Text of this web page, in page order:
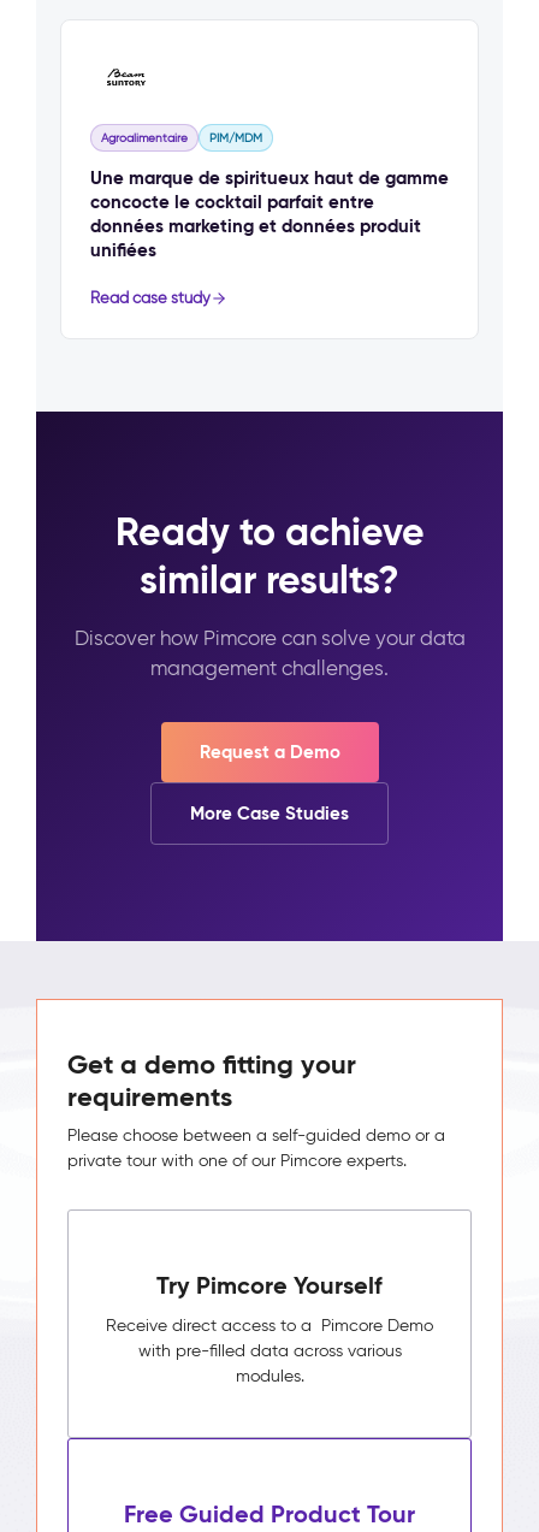
Agroalimentaire PIM/MDM
Une marque de spiritueux haut de gamme
concocte le cocktail parfait entre
données marketing et données produit
unifiées
Read case study
Ready to achieve
similar results?
Discover how Pimcore can solve your data
management challenges.
Request a Demo
More Case Studies
Get a demo fitting your
requirements
Please choose between a self-guided demo or a
private tour with one of our Pimcore experts.
Try Pimcore Yourself
Receive direct access to a Pimcore Demo
with pre-filled data across various
modules.
Free Guided Product Tour